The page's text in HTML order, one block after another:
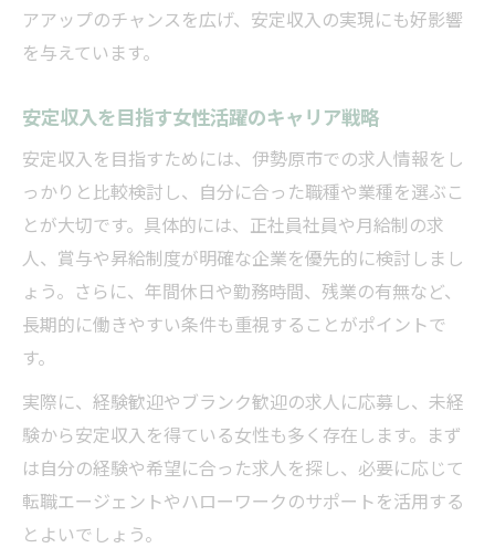
アアップのチャンスを広げ、安定収入の実現にも好影響
を与えています。
安定収入を目指す女性活躍のキャリア戦略
安定収入を目指すためには、伊勢原市での求人情報をし
っかりと比較検討し、自分に合った職種や業種を選ぶこ
とが大切です。具体的には、正社員社員や月給制の求
人、賞与や昇給制度が明確な企業を優先的に検討しまし
ょう。さらに、年間休日や勤務時間、残業の有無など、
長期的に働きやすい条件も重視することがポイントで
す。
実際に、経験歓迎やブランク歓迎の求人に応募し、未経
験から安定収入を得ている女性も多く存在します。まず
は自分の経験や希望に合った求人を探し、必要に応じて
転職エージェントやハローワークのサポートを活用する
とよいでしょう。